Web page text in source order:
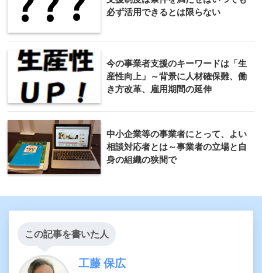
必ず活用できるとは限らない
今の事業者支援のキーワードは「生
産性向上」～背景に人材確保難、働
き方改革、雇用期間の延伸
中小企業等の事業者にとって、よい
相談対応者とは～事業者の立場と自
身の組織の狭間で
この記事を書いた人
工藤 保広